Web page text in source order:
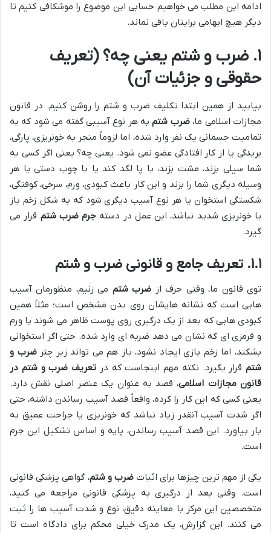
ادامه این مطلب می خواهیم حسابی این موضوع را موشکافی کنیم تا
دیگر هیچ ابهامی برایتان باقی نماند.
۱. ضرب و شتم یعنی چه؟ (تعریف
حقوقی و جزئیات آن)
بیایید از همین ابتدا تکلیف ضرب و شتم را روشن کنیم. در قانون
مجازات اسلامی ما،ضرب شتمبه هر نوع آسیبی گفته می شود که به
تمامیت جسمانی یک نفر وارد شده، اما لزوماً منجر به خونریزی، پارگی،
بریدگی یا از کار افتادگی عضو نمی شود. یعنی چه؟ یعنی اگر کسی به
شما سیلی بزند، مشت بزند، با پا لگد کند یا با چوب دستی یا هر
وسیله دیگری شما را بزند و این کار باعث کبودی، ورم، سرخی، کوفتگی،
شکستگی استخوان یا هر نوع آسیب دیگری شود که به شکل زخم باز
یا خونریزی شدید نباشد، این عمل در دسته جرم ضرب شتم قرار می
گیرد.
۱.۱. تعریف جامع و قانونی ضرب و شتم
توی قانون ما، وقتی حرف از ضرب شتم می زنیم، منظورمان آسیب
هایی است که نشانه هایشان روی بدن مشخص است؛ مثلاً همین
کبودی هایی که بعد از یک درگیری روی پوست ظاهر می شوند یا ورم
و قرمزی ای که نشان می دهد ضربه ای وارد شده. حتی اگر استخوانی
بشکند، اما زخم بازی ایجاد نشود، باز هم می تواند زیر چترضرب و
شتم قرار بگیرد. نکته مهم اینجاست که در تعریف ضرب و شتم در
قانون مجازات اسلامی، قصد به عنوان یک عنصر اصلی نقش دارد.
یعنی کسی که این کار را کرده، واقعاً قصد آسیب رساندن داشته، حتی
اگر شدت آسیب آنقدر زیاد نباشد که خونریزی یا جراحت عمیق به
بار بیاورد. این قصد آسیب رساندن، پایه و اساس تشکیل این جرم
است.
یکی از مهم ترین چیزها برای اثباتضرب و شتم، گواهی پزشکی قانونی
است. وقتی بعد از درگیری به پزشکی قانونی مراجعه می کنید،
متخصصین این مرکز با معاینه دقیق، نوع و شدت آسیب ها را ثبت
می کنند. این گزارش، یک مدرک خیلی محکم برای دادگاه است تا